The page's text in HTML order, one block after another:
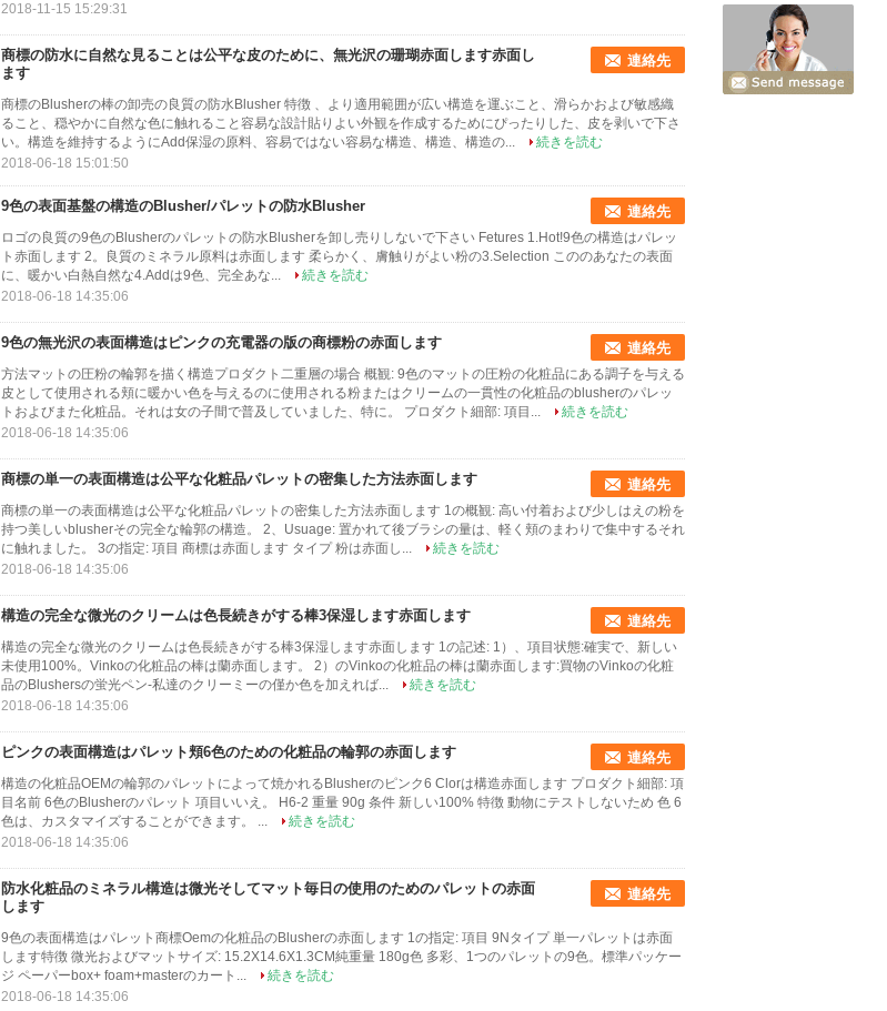
2018-11-15 15:29:31
商標の防水に自然な見ることは公平な皮のために、無光沢の珊瑚赤面します赤面し
ます
連絡先
商標のBlusherの棒の卸売の良質の防水Blusher 特徴 、より適用範囲が広い構造を運ぶこと、滑らかおよび敏感織
ること、穏やかに自然な色に触れること容易な設計貼りよい外観を作成するためにぴったりした、皮を剥いで下さ
い。構造を維持するようにAdd保湿の原料、容易ではない容易な構造、構造、構造の...
続きを読む
2018-06-18 15:01:50
9色の表面基盤の構造のBlusher/パレットの防水Blusher 連絡先
ロゴの良質の9色のBlusherのパレットの防水Blusherを卸し売りしないで下さい Fetures 1.Hot!9色の構造はパレッ
ト赤面します 2。良質のミネラル原料は赤面します 柔らかく、膚触りがよい粉の3.Selection こののあなたの表面
に、暖かい白熱自然な4.Addは9色、完全あな...
続きを読む
2018-06-18 14:35:06
9色の無光沢の表面構造はピンクの充電器の版の商標粉の赤面します 連絡先
方法マットの圧粉の輪郭を描く構造プロダクト二重層の場合 概観: 9色のマットの圧粉の化粧品にある調子を与える
皮として使用される頬に暖かい色を与えるのに使用される粉またはクリームの一貫性の化粧品のblusherのパレッ
トおよびまた化粧品。それは女の子間で普及していました、特に。 プロダクト細部: 項目...
続きを読む
2018-06-18 14:35:06
商標の単一の表面構造は公平な化粧品パレットの密集した方法赤面します 連絡先
商標の単一の表面構造は公平な化粧品パレットの密集した方法赤面します 1の概観: 高い付着および少しはえの粉を
持つ美しいblusherその完全な輪郭の構造。 2、Usuage: 置かれて後ブラシの量は、軽く頬のまわりで集中するそれ
に触れました。 3の指定: 項目 商標は赤面します タイプ 粉は赤面し...
続きを読む
2018-06-18 14:35:06
構造の完全な微光のクリームは色長続きがする棒3保湿します赤面します 連絡先
構造の完全な微光のクリームは色長続きがする棒3保湿します赤面します 1の記述: 1）、項目状態:確実で、新しい
未使用100%。Vinkoの化粧品の棒は蘭赤面します。 2）のVinkoの化粧品の棒は蘭赤面します:買物のVinkoの化粧
品のBlushersの蛍光ペン-私達のクリーミーの僅か色を加えれば...
続きを読む
2018-06-18 14:35:06
ピンクの表面構造はパレット頬6色のための化粧品の輪郭の赤面します 連絡先
構造の化粧品OEMの輪郭のパレットによって焼かれるBlusherのピンク6 Clorは構造赤面します プロダクト細部: 項
目名前 6色のBlusherのパレット 項目いいえ。 H6-2 重量 90g 条件 新しい100% 特徴 動物にテストしないため 色 6
色は、カスタマイズすることができます。 ...
続きを読む
2018-06-18 14:35:06
防水化粧品のミネラル構造は微光そしてマット毎日の使用のためのパレットの赤面
します
連絡先
9色の表面構造はパレット商標Oemの化粧品のBlusherの赤面します 1の指定: 項目 9Nタイプ 単一パレットは赤面
します特徴 微光およびマットサイズ: 15.2X14.6X1.3CM純重量 180g色 多彩、1つのパレットの9色。標準パッケー
ジ ペーパーbox+ foam+masterのカート...
続きを読む
2018-06-18 14:35:06